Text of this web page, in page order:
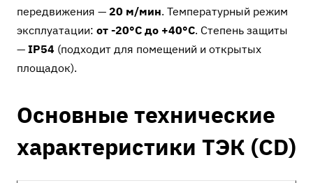
передвижения — 20 м/мин. Температурный режим
эксплуатации: от -20°C до +40°C. Степень защиты
— IP54 (подходит для помещений и открытых
площадок).
Основные технические
характеристики ТЭК (CD)